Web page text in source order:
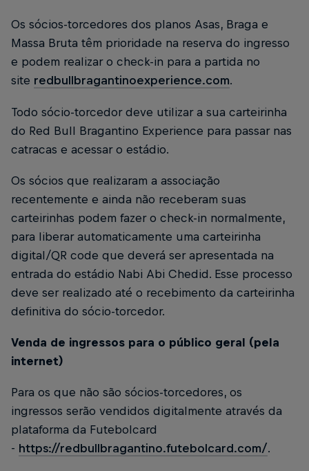
Os sócios-torcedores dos planos Asas, Braga e
Massa Bruta têm prioridade na reserva do ingresso
e podem realizar o check-in para a partida no
site redbullbragantinoexperience.com.
Todo sócio-torcedor deve utilizar a sua carteirinha
do Red Bull Bragantino Experience para passar nas
catracas e acessar o estádio.
Os sócios que realizaram a associação
recentemente e ainda não receberam suas
carteirinhas podem fazer o check-in normalmente,
para liberar automaticamente uma carteirinha
digital/QR code que deverá ser apresentada na
entrada do estádio Nabi Abi Chedid. Esse processo
deve ser realizado até o recebimento da carteirinha
definitiva do sócio-torcedor.
Venda de ingressos para o público geral (pela
internet)
Para os que não são sócios-torcedores, os
ingressos serão vendidos digitalmente através da
plataforma da Futebolcard
- https://redbullbragantino.futebolcard.com/.